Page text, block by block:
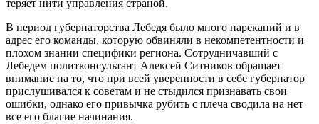
теряет нити управления страной.
В период губернаторства Лебедя было много нареканий и в
адрес его команды, которую обвиняли в некомпетентности и
плохом знании специфики региона. Сотрудничавший с
Лебедем политконсультант Алексей Ситников обращает
внимание на то, что при всей уверенности в себе губернатор
прислушивался к советам и не стыдился признавать свои
ошибки, однако его привычка рубить с плеча сводила на нет
все его благие начинания.